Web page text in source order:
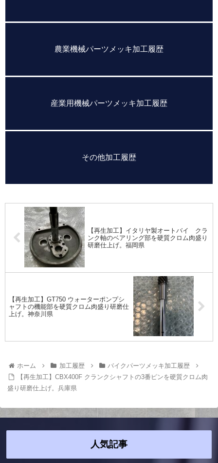
農業機械パーツメッキ加工履歴
産業用機械パーツメッキ加工履歴
その他加工履歴
【再生加工】イタリヤ製オートバイ クラ
ンク軸のベアリング部を硬質クロム肉盛り
研磨仕上げ。福岡県
【再生加工】GT750 ウォーターポンプシ
ャフトの機能部を硬質クロム肉盛り研磨仕
上げ。神奈川県
ホーム 加工履歴
バイクパーツメッキ加工履歴
【再生加工】CBX400F クランクシャフトの3番ピンを硬質クロム肉
盛り研磨仕上げ。兵庫県
人気記事